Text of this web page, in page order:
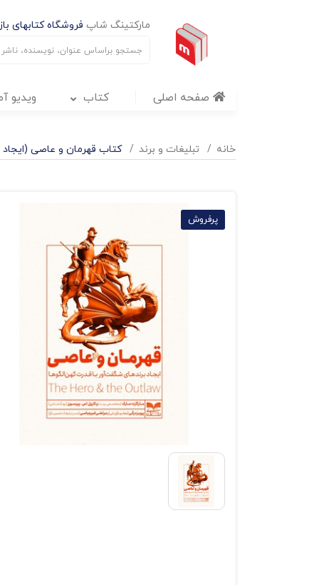
مارکتینگ شاپ فروشگاه کتابهای
صفحه اصلی کتاب ویدیو
خانه تبليغات و برند کتاب قهرمان و عاصی
پرفروش